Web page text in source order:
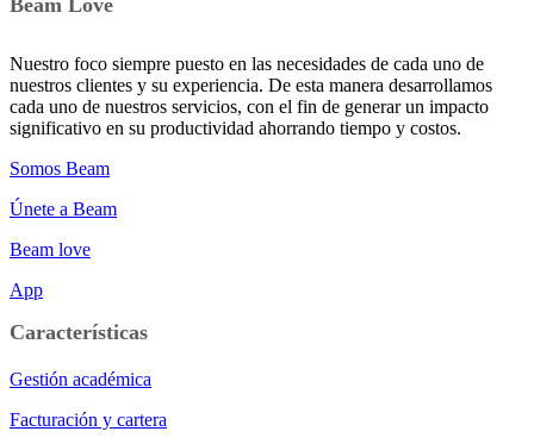
Nuestro foco siempre puesto en las necesidades de cada uno de
nuestros clientes y su experiencia. De esta manera desarrollamos
cada uno de nuestros servicios, con el fin de generar un impacto
significativo en su productividad ahorrando tiempo y costos.
Somos Beam
Únete a Beam
Beam love
App
Características
Gestión académica
Facturación y cartera